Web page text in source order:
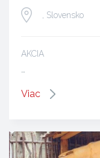
, Slovensko
AKCIA
Viac